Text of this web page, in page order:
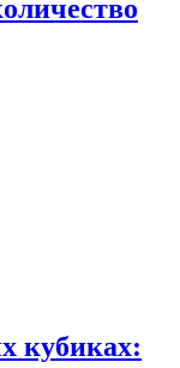
кубиках: